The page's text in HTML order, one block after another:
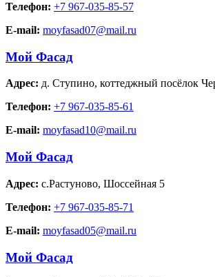
Телефон: +7 967-035-85-57
E-mail: moyfasad07@mail.ru
Мой Фасад
Адрес: д. Ступино, коттеджный посёлок
Телефон: +7 967-035-85-61
E-mail: moyfasad10@mail.ru
Мой Фасад
Адрес: с.Растуново, Шоссейная 5
Телефон: +7 967-035-85-71
E-mail: moyfasad05@mail.ru
Мой Фасад